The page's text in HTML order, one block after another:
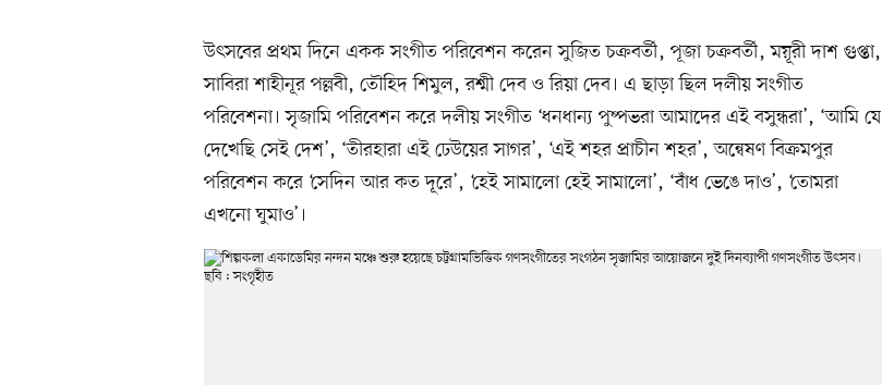
উৎসবের প্রথম দিনে একক সংগীত পরিবেশন‌ করেন সুজিত চক্রবর্তী, পূজা চক্রবর্তী, ময়ূরী দাশ গুপ্তা,
সাবিরা শাহীনূর পল্লবী, তৌহিদ শিমুল, রশ্মী দেব ও রিয়া দেব। এ ছাড়া ছিল দলীয় সংগীত
পরিবেশনা। সৃজামি পরিবেশন করে দলীয় সংগীত ‘ধনধান্য পুষ্পভরা আমাদের এই বসুন্ধরা’, ‘আমি যে
দেখেছি সেই দেশ’, ‘তীরহারা এই ঢেউয়ের সাগর’, ‘এই শহর প্রাচীন শহর’, অন্বেষণ বিক্রমপুর
পরিবেশন করে ‘সেদিন আর কত দূরে’, ‘হেই সামালো হেই সামালো’, ‘বাঁধ ভেঙে দাও’, ‘তোমরা
এখনো ঘুমাও’।